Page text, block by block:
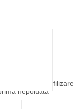
obtinut prin liofilizare
nepoluata